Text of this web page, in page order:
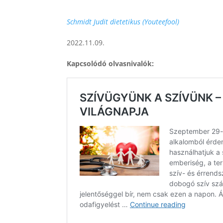
Schmidt Judit dietetikus (Youteefool)
2022.11.09.
Kapcsolódó olvasnivalók: